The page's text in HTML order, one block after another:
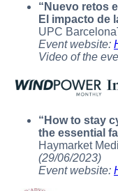
“Nuevo retos
El impacto de
UPC
Event website:
Video of the
“How to stay
the essential
Haymarket
(29/06/2023)
Event website: